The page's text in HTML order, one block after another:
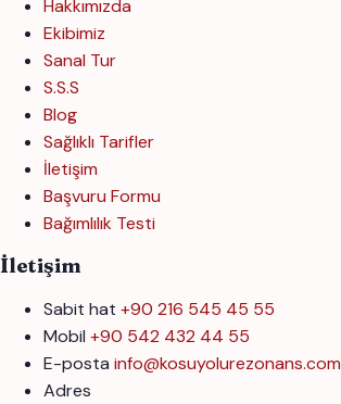
Hakkımızda
Ekibimiz
Sanal Tur
S.S.S
Blog
Sağlıklı Tarifler
İletişim
Başvuru Formu
Bağımlılık Testi
İletişim
Sabit hat +90 216 545 45 55
Mobil +90 542 432 44 55
E-posta info@kosuyolurezonans.com
Adres